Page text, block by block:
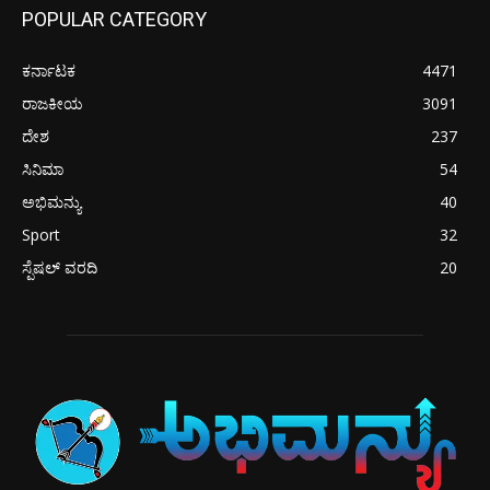
POPULAR CATEGORY
ಕರ್ನಾಟಕ
4471
ರಾಜಕೀಯ
3091
ದೇಶ
237
ಸಿನಿಮಾ
54
ಅಭಿಮನ್ಯು
40
Sport
32
ಸ್ಪೆಷಲ್ ವರದಿ
20